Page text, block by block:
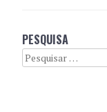
PESQUISA
Search